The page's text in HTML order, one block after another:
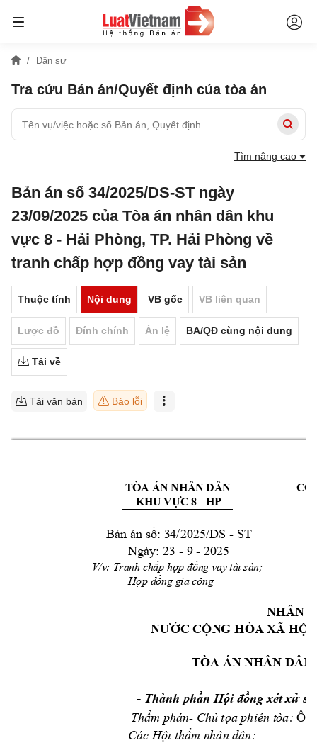
Dân sự
Tra cứu Bản án/Quyết định của tòa án
Tìm nâng cao
Bản án số 34/2025/DS-ST ngày
23/09/2025 của Tòa án nhân dân khu
vực 8 - Hải Phòng, TP. Hải Phòng về
tranh chấp hợp đồng vay tài sản
Thuộc tính Nội dung VB gốc VB liên quan
Lược đồ Đính chính Án lệ BA/QĐ cùng nội dung
Tải về
Tải văn bản Báo lỗi
TÒA ÁN NHÂN DÂN
KHU VỰC 8 - HP
Bản án số: 34/2025/DS - ST
Ngày: 23 - 9 - 2025
V/v: Tranh chấp hợp đồng vay tài sản;
Hợp đồng gia công
NHÂN D
NƯỚC CỘNG HÒA XÃ HỘI
TÒA ÁN NHÂN DÂN
- Thành phần Hội đồng xét xử
Thẩm phán- Chủ tọa phiên tòa:
Các Hội thẩm nhân dân: